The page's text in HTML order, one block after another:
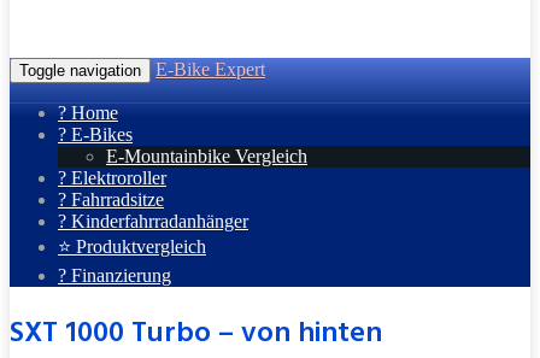
Toggle navigation E-Bike Expert
? Home
? E-Bikes
E-Mountainbike Vergleich
? Elektroroller
? Fahrradsitze
? Kinderfahrradanhänger
⭐ Produktvergleich
? Finanzierung
SXT 1000 Turbo – von hinten